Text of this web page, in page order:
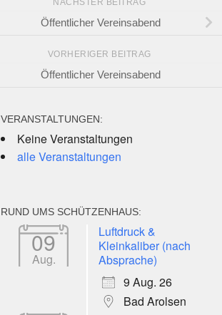
Outlook Live
Öffentlicher Vereinsabend
VORHERIGER BEITRAG
Öffentlicher Vereinsabend
VERANSTALTUNGEN:
Keine Veranstaltungen
alle Veranstaltungen
RUND UMS SCHÜTZENHAUS:
09
Aug.
Luftdruck &
Kleinkaliber (nach
Absprache)
9 Aug. 26
Bad Arolsen